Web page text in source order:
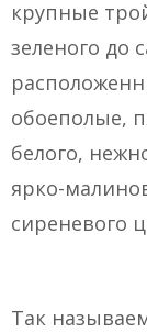
крупные
зеленого до
обоеполые,
белого,
ярко-
сиреневого
Так